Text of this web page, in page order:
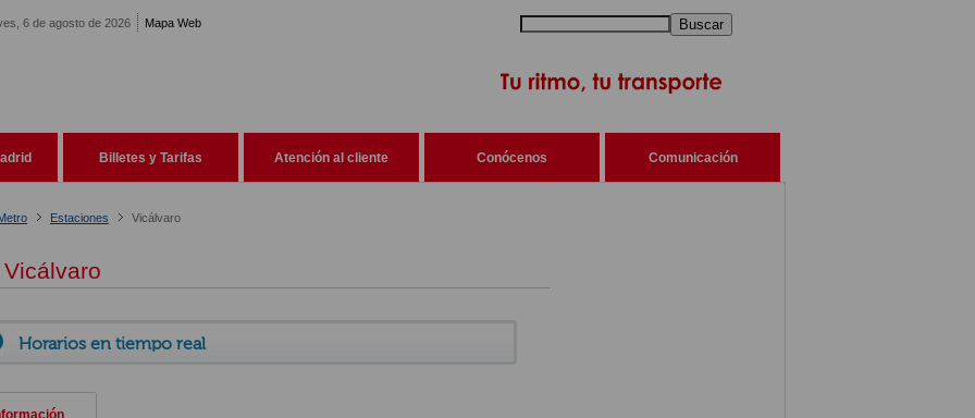
6 de agosto de 2026 Mapa Web Buscar
Billetes y Tarifas Atención al cliente Conócenos Comunicación
Estaciones Vicálvaro
Horarios en tiempo real